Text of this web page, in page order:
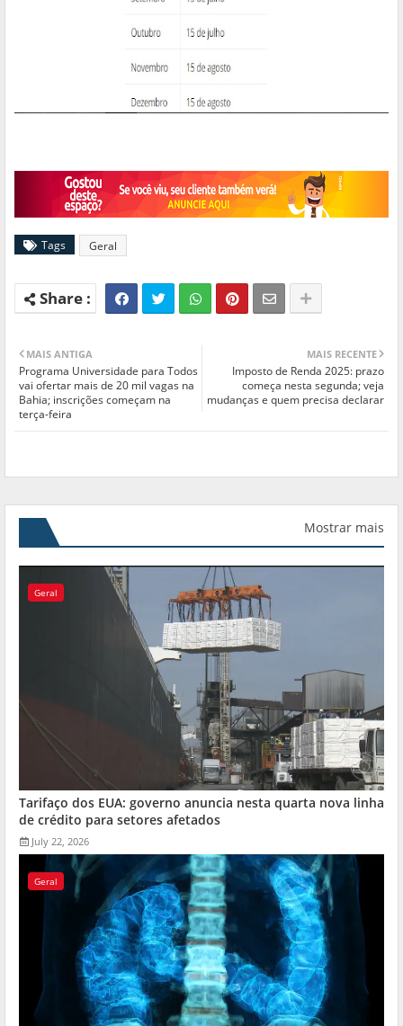
Tags Geral
MAIS RECENTE
Imposto de Renda 2025: prazo
começa nesta segunda; veja
mudanças e quem precisa declarar
MAIS ANTIGA
Programa Universidade para Todos
vai ofertar mais de 20 mil vagas na
Bahia; inscrições começam na
terça-feira
Mostrar mais
Geral
Tarifaço dos EUA: governo anuncia nesta quarta nova linha
de crédito para setores afetados
July 22, 2026
Geral